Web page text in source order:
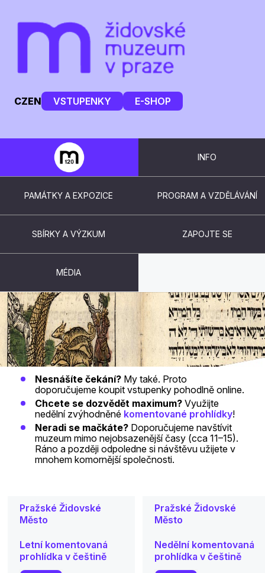
CZEN VSTUPENKY E-SHOP
INFO
PAMÁTKY A EXPOZICE PROGRAM A VZDĚLÁVÁNÍ
SBÍRKY A VÝZKUM ZAPOJTE SE
MÉDIA
VSTUPENKY
Nesnášíte čekání? My také. Proto
doporučujeme koupit vstupenky pohodlně online.
Chcete se dozvědět maximum? Využijte
nedělní zvýhodněné komentované prohlídky!
Neradi se mačkáte? Doporučujeme navštívit
muzeum mimo nejobsazenější časy (cca 11–15).
Ráno a později odpoledne si návštěvu užijete v
mnohem komornější společnosti.
Pražské Židovské
Město
Letní komentovaná
prohlídka v češtině
Pražské Židovské
Město
Nedělní komentovaná
prohlídka v češtině